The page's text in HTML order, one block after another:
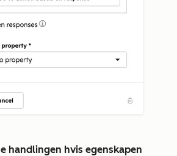
handlingen hvis egenskapen